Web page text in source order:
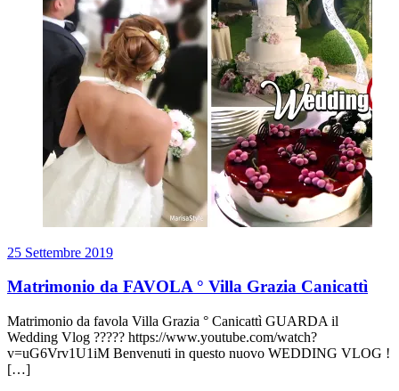
25 Settembre 2019
Matrimonio da FAVOLA ° Villa Grazia Canicattì
Matrimonio da favola Villa Grazia ° Canicattì GUARDA il
Wedding Vlog ????? https://www.youtube.com/watch?
v=uG6Vrv1U1iM Benvenuti in questo nuovo WEDDING VLOG !
[…]